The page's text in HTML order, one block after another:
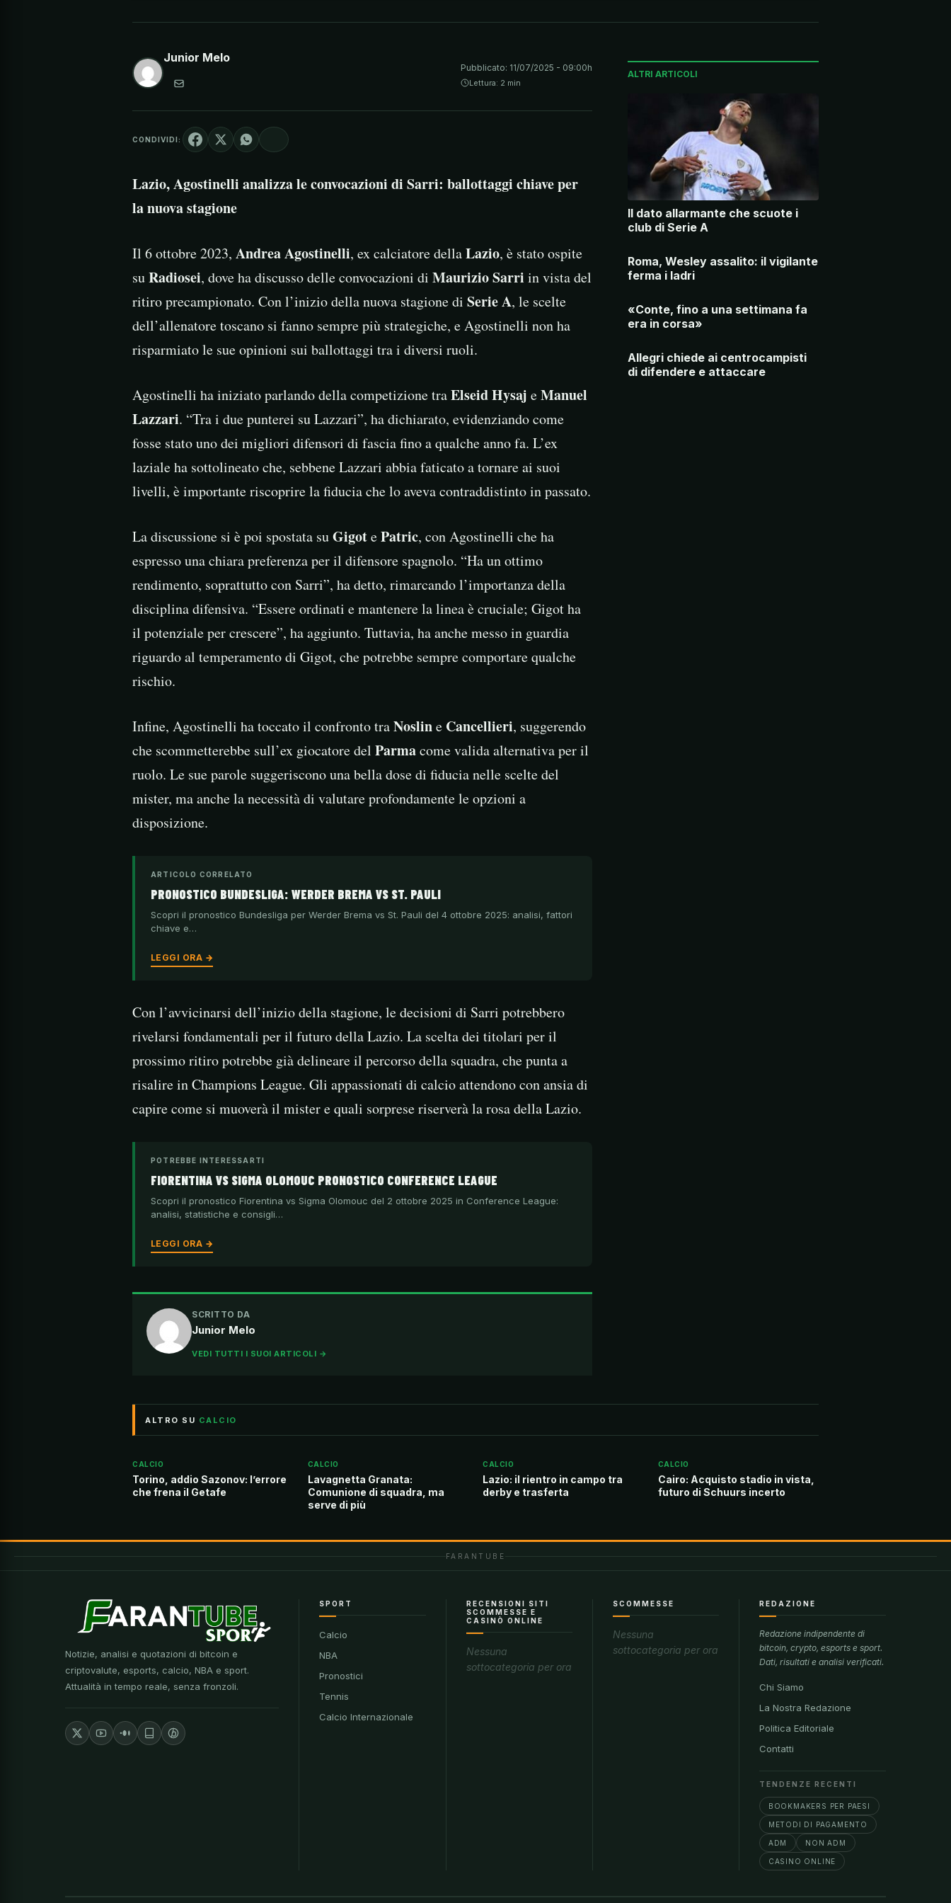
Junior Melo
Pubblicato: 11/07/2025 - 09:00h
Lettura: 2 min
CONDIVIDI:
Lazio, Agostinelli analizza le convocazioni di Sarri: ballottaggi chiave per
la nuova stagione
Il 6 ottobre 2023, Andrea Agostinelli, ex calciatore dellaLazio, è stato ospite
suRadiosei, dove ha discusso delle convocazioni di Maurizio Sarri in vista del
ritiro precampionato. Con l’inizio della nuova stagione di Serie A, le scelte
dell’allenatore toscano si fanno sempre più strategiche, e Agostinelli non ha
risparmiato le sue opinioni sui ballottaggi tra i diversi ruoli.
Agostinelli ha iniziato parlando della competizione traElseid Hysaj eManuel
Lazzari. “Tra i due punterei su Lazzari”, ha dichiarato, evidenziando come
fosse stato uno dei migliori difensori di fascia fino a qualche anno fa. L’ex
laziale ha sottolineato che, sebbene Lazzari abbia faticato a tornare ai suoi
livelli, è importante riscoprire la fiducia che lo aveva contraddistinto in passato.
La discussione si è poi spostata suGigotePatric, con Agostinelli che ha
espresso una chiara preferenza per il difensore spagnolo. “Ha un ottimo
rendimento, soprattutto con Sarri”, ha detto, rimarcando l’importanza della
disciplina difensiva. “Essere ordinati e mantenere la linea è cruciale; Gigot ha
il potenziale per crescere”, ha aggiunto. Tuttavia, ha anche messo in guardia
riguardo al temperamento di Gigot, che potrebbe sempre comportare qualche
rischio.
Infine, Agostinelli ha toccato il confronto traNosline Cancellieri, suggerendo
che scommetterebbe sull’ex giocatore del Parmacome valida alternativa per il
ruolo. Le sue parole suggeriscono una bella dose di fiducia nelle scelte del
mister, ma anche la necessità di valutare profondamente le opzioni a
disposizione.
ARTICOLO CORRELATO
PRONOSTICO BUNDESLIGA: WERDER BREMA VS ST. PAULI
Scopri il pronostico Bundesliga per Werder Brema vs St. Pauli del 4 ottobre 2025: analisi, fattori
chiave e…
LEGGI ORA →
Con l’avvicinarsi dell’inizio della stagione, le decisioni di Sarri potrebbero
rivelarsi fondamentali per il futuro della Lazio. La scelta dei titolari per il
prossimo ritiro potrebbe già delineare il percorso della squadra, che punta a
risalire in Champions League. Gli appassionati di calcio attendono con ansia di
capire come si muoverà il mister e quali sorprese riserverà la rosa della Lazio.
POTREBBE INTERESSARTI
FIORENTINA VS SIGMA OLOMOUC PRONOSTICO CONFERENCE LEAGUE
Scopri il pronostico Fiorentina vs Sigma Olomouc del 2 ottobre 2025 in Conference League:
analisi, statistiche e consigli…
LEGGI ORA →
SCRITTO DA
Junior Melo
VEDI TUTTI I SUOI ARTICOLI →
ALTRI ARTICOLI
Il dato allarmante che scuote i
club di Serie A
Roma, Wesley assalito: il vigilante
ferma i ladri
«Conte, fino a una settimana fa
era in corsa»
Allegri chiede ai centrocampisti
di difendere e attaccare
ALTRO SU CALCIO
CALCIO
Torino, addio Sazonov: l’errore
che frena il Getafe
CALCIO
Lavagnetta Granata:
Comunione di squadra, ma
serve di più
CALCIO
Lazio: il rientro in campo tra
derby e trasferta
CALCIO
Cairo: Acquisto stadio in vista,
futuro di Schuurs incerto
FARANTUBE
Notizie, analisi e quotazioni di bitcoin e
criptovalute, esports, calcio, NBA e sport.
Attualità in tempo reale, senza fronzoli.
SPORT
Calcio
NBA
Pronostici
Tennis
Calcio Internazionale
RECENSIONI SITI
SCOMMESSE E
CASINÒ ONLINE
Nessuna
sottocategoria per ora
SCOMMESSE
Nessuna
sottocategoria per ora
REDAZIONE
Redazione indipendente di
bitcoin, crypto, esports e sport.
Dati, risultati e analisi verificati.
Chi Siamo
La Nostra Redazione
Politica Editoriale
Contatti
TENDENZE RECENTI
BOOKMAKERS PER PAESI
METODI DI PAGAMENTO
ADM NON ADM
CASINO ONLINE